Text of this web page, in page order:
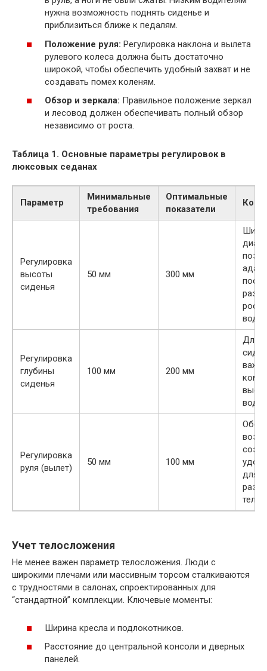
нужна возможность поднять сиденье и
приблизиться ближе к педалям.
Положение руля: Регулировка наклона и вылета
рулевого колеса должна быть достаточно
широкой, чтобы обеспечить удобный захват и не
создавать помех коленям.
Обзор и зеркала: Правильное положение зеркал
и лесовод должен обеспечивать полный обзор
независимо от роста.
Таблица 1. Основные параметры регулировок в
люксовых седанах
Параметр
Минимальные
требования
Оптимальные
показатели
Регулировка
высоты
сиденья
50 мм 300 мм
росту
Регулировка
глубины
сиденья
100 мм 200 мм
Регулировка
руля (вылет)
50 мм 100 мм
для
Учет телосложения
Не менее важен параметр телосложения. Люди с
широкими плечами или массивным торсом сталкиваются
с трудностями в салонах, спроектированных для
“стандартной” комплекции. Ключевые моменты:
Ширина кресла и подлокотников.
Расстояние до центральной консоли и дверных
панелей.